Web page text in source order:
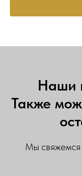
Наши
Также
Мы